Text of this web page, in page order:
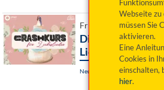
Webseite zu
müssen Sie
aktivieren.
Eine
Cookies in
einschalten,
hier.
Fr 07. August 2026
Dinner mit
Liebeslieder
Neunburg vorm Wald,